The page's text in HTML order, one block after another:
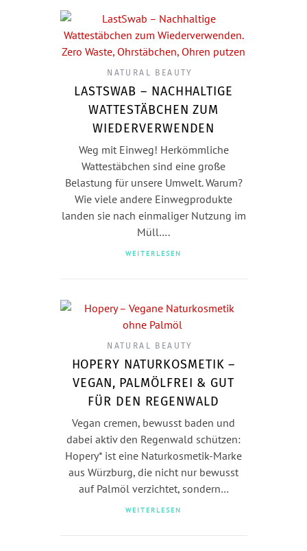
NATURAL BEAUTY
LASTSWAB – NACHHALTIGE
WATTESTÄBCHEN ZUM
WIEDERVERWENDEN
Weg mit Einweg! Herkömmliche
Wattestäbchen sind eine große
Belastung für unsere Umwelt. Warum?
Wie viele andere Einwegprodukte
landen sie nach einmaliger Nutzung im
Müll….
WEITERLESEN
NATURAL BEAUTY
HOPERY NATURKOSMETIK –
VEGAN, PALMÖLFREI & GUT
FÜR DEN REGENWALD
Vegan cremen, bewusst baden und
dabei aktiv den Regenwald schützen:
Hopery* ist eine Naturkosmetik-Marke
aus Würzburg, die nicht nur bewusst
auf Palmöl verzichtet, sondern…
WEITERLESEN